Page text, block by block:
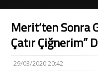
Merit’ten Sonra
Çatır Çiğnerim”
29/03/2020 20:42